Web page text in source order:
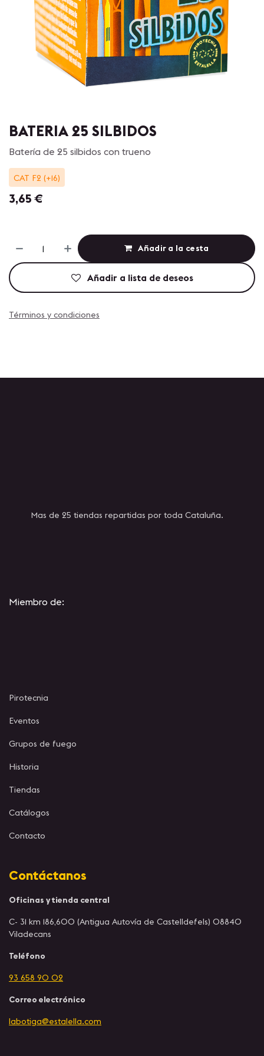
BATERIA 25 SILBIDOS
Batería de 25 silbidos con trueno
CAT F2 (+16)
3,65 €
Añadir a la cesta
Añadir a lista de deseos
Términos y condiciones
Mas de 25 tiendas repartidas por toda Cataluña.
Miembro de:
Pirotecnia
Eventos
Grupos de fuego
Historia
Tiendas
Catálogos
Contacto
Contáctanos
Oficinas y tienda central
C- 31 km 186,600 (Antigua Autovía de Castelldefels) 08840
Viladecans
Teléfono
93 658 90 02
Correo electrónico
labotiga@estalella.com